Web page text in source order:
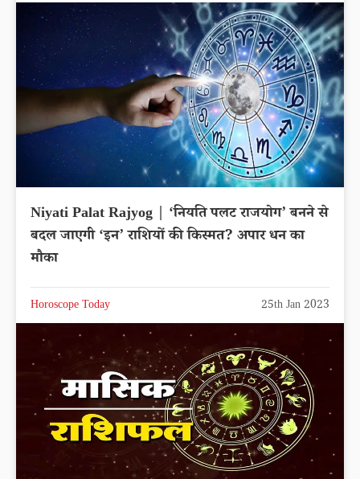
Niyati Palat Rajyog | ‘नियति पलट राजयोग’ बनने से
बदल जाएगी ‘इन’ राशियों की किस्मत? अपार धन का
मौका
Horoscope Today 25th Jan 2023